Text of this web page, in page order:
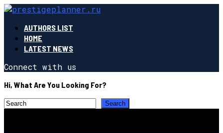
AUTHORS LIST
HOME
LATEST NEWS
Connect with us
Hi, What Are You Looking For?